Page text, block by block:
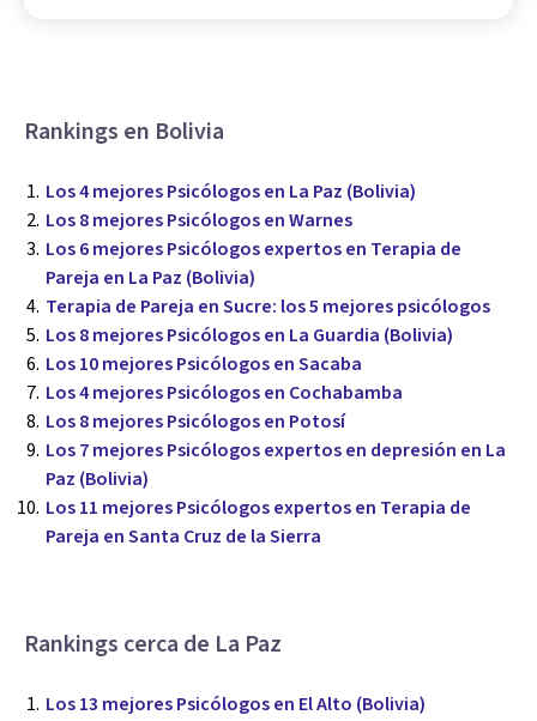
Rankings en Bolivia
Los 4 mejores Psicólogos en La Paz (Bolivia)
Los 8 mejores Psicólogos en Warnes
Los 6 mejores Psicólogos expertos en Terapia de
Pareja en La Paz (Bolivia)
Terapia de Pareja en Sucre: los 5 mejores psicólogos
Los 8 mejores Psicólogos en La Guardia (Bolivia)
Los 10 mejores Psicólogos en Sacaba
Los 4 mejores Psicólogos en Cochabamba
Los 8 mejores Psicólogos en Potosí
Los 7 mejores Psicólogos expertos en depresión en La
Paz (Bolivia)
Los 11 mejores Psicólogos expertos en Terapia de
Pareja en Santa Cruz de la Sierra
Rankings cerca de La Paz
Los 13 mejores Psicólogos en El Alto (Bolivia)